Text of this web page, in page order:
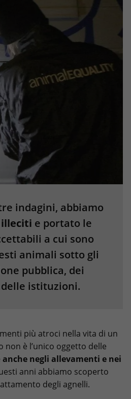
indagini, abbiamo
e portato le
a cui sono
animali sotto gli
pubblica, dei
istituzioni.
più atroci nella vita di un
è l’unico oggetto delle
anche negli allevamenti e nei
anni abbiamo scoperto
degli agnelli.